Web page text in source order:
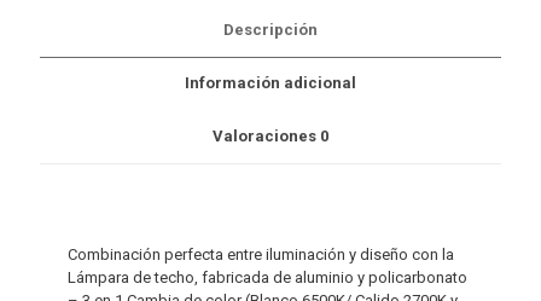
Descripción
Información adicional
Valoraciones 0
Combinación perfecta entre iluminación y diseño con la
Lámpara de techo, fabricada de aluminio y policarbonato